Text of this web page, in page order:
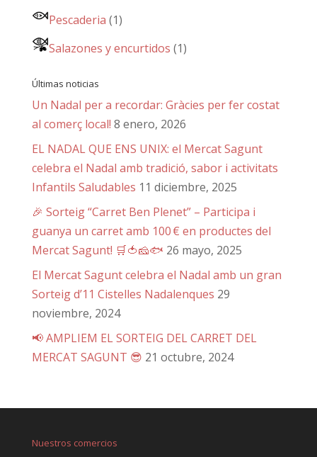
Pescaderia (1)
Salazones y encurtidos (1)
Últimas noticias
Un Nadal per a recordar: Gràcies per fer costat
al comerç local! 8 enero, 2026
EL NADAL QUE ENS UNIX: el Mercat Sagunt
celebra el Nadal amb tradició, sabor i activitats
Infantils Saludables 11 diciembre, 2025
🎉 Sorteig “Carret Ben Plenet” – Participa i
guanya un carret amb 100 € en productes del
Mercat Sagunt! 🛒🍅🧀🐟 26 mayo, 2025
El Mercat Sagunt celebra el Nadal amb un gran
Sorteig d’11 Cistelles Nadalenques 29
noviembre, 2024
📢 AMPLIEM EL SORTEIG DEL CARRET DEL
MERCAT SAGUNT 😎 21 octubre, 2024
Nuestros comercios